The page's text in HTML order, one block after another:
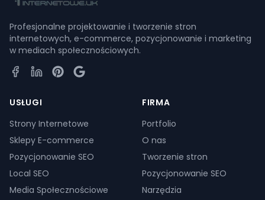
Profesjonalne projektowanie i tworzenie stron
internetowych, e-commerce, pozycjonowanie i marketing
w mediach społecznościowych.
USŁUGI
Strony Internetowe
Sklepy E-commerce
Pozycjonowanie SEO
Local SEO
Media Społecznościowe
FIRMA
Portfolio
O nas
Tworzenie stron
Pozycjonowanie SEO
Narzędzia